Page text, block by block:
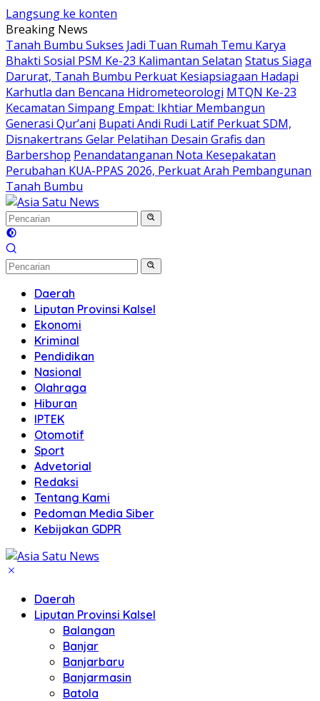
Langsung ke konten
Breaking News
Tanah Bumbu Sukses Jadi Tuan Rumah Temu Karya
Bhakti Sosial PSM Ke-23 Kalimantan Selatan Status Siaga
Darurat, Tanah Bumbu Perkuat Kesiapsiagaan Hadapi
Karhutla dan Bencana Hidrometeorologi MTQN Ke-23
Kecamatan Simpang Empat: Ikhtiar Membangun
Generasi Qur’ani Bupati Andi Rudi Latif Perkuat SDM,
Disnakertrans Gelar Pelatihan Desain Grafis dan
Barbershop Penandatanganan Nota Kesepakatan
Perubahan KUA-PPAS 2026, Perkuat Arah Pembangunan
Tanah Bumbu
Daerah
Liputan Provinsi Kalsel
Ekonomi
Kriminal
Pendidikan
Nasional
Olahraga
Hiburan
IPTEK
Otomotif
Sport
Advetorial
Redaksi
Tentang Kami
Pedoman Media Siber
Kebijakan GDPR
Daerah
Liputan Provinsi Kalsel
Balangan
Banjar
Banjarbaru
Banjarmasin
Batola